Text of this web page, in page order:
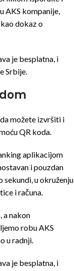
AKS kompanije,
dokaz o
je besplatna, i
Srbije.
možete izvršiti i
QR koda.
aplikacijom
i pouzdan
sekundi, u okruženju
i računa.
a nakon
robu AKS
u radnji.
je besplatna, i